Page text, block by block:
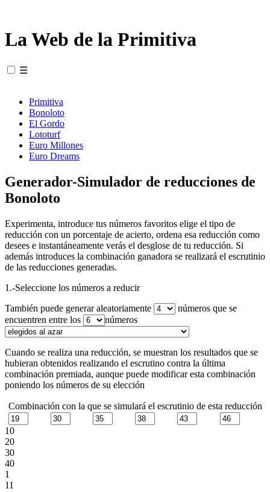
La Web de la Primitiva
☰
Primitiva
Bonoloto
El Gordo
Lototurf
Euro Millones
Euro Dreams
Generador-Simulador de reducciones de
Bonoloto
Experimenta, introduce tus números favoritos elige el tipo de
reducción con un porcentaje de acierto, ordena esa reducción como
desees e instantáneamente verás el desglose de tu reducción. Si
además introduces la combinación ganadora se realizará el escrutinio
de las reducciones generadas.
1.-Seleccione los números a reducir
También puede generar aleatoriamente
números que se
encuentren entre los
números
Cuando se realiza una reducción, se muestran los resultados que se
hubieran obtenidos realizando el escrutino contra la última
combinación premiada, aunque puede modificar esta combinación
poniendo los números de su elección
Combinación con la que se simulará el escrutinio de esta reducción
10
20
30
40
1
11